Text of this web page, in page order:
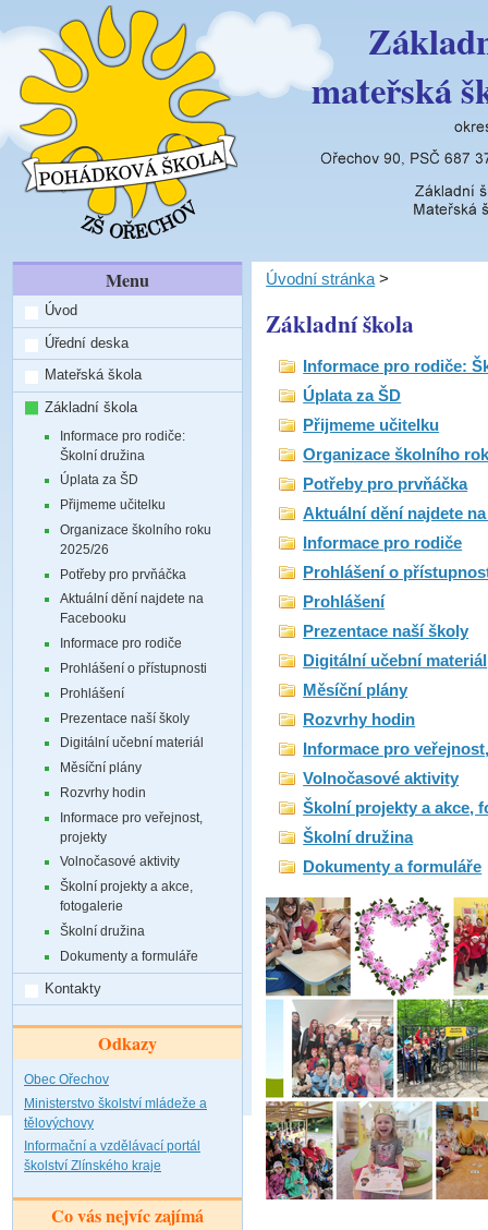
mateřská
Menu
Úvod
Úřední deska
Mateřská škola
Základní škola
Informace pro rodiče:
Školní družina
Úplata za ŠD
Přijmeme učitelku
Organizace školního roku
2025/26
Potřeby pro prvňáčka
Aktuální dění najdete na
Facebooku
Informace pro rodiče
Prohlášení o přístupnosti
Prohlášení
Prezentace naší školy
Digitální učební materiál
Měsíční plány
Rozvrhy hodin
Informace pro veřejnost,
projekty
Volnočasové aktivity
Školní projekty a akce,
fotogalerie
Školní družina
Dokumenty a formuláře
Kontakty
Odkazy
Obec Ořechov
Ministerstvo školství mládeže a
tělovýchovy
Informační a vzdělávací portál
školství Zlínského kraje
Co vás nejvíc zajímá
Úvodní stránka >
Základní škola
Informace pro rodiče:
Úplata za ŠD
Přijmeme učitelku
Organizace školního
Potřeby pro prvňáčka
Aktuální dění najdete
Informace pro rodiče
Prohlášení o
Prohlášení
Prezentace naší školy
Digitální učební materiál
Měsíční plány
Rozvrhy hodin
Informace pro
Volnočasové aktivity
Školní projekty a akce,
Školní družina
Dokumenty a formuláře